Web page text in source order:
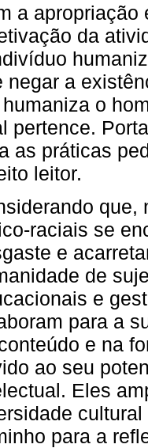
a apropriação
da
negar a
o
pertence.
as práticas
leitor.
que,
raciais se
e
de
e
para a
e na
ao seu
Eles
para a